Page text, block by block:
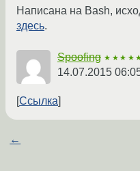
Написана на Bash,
здесь.
Spoofing
14.07.2015
Ссылка
←